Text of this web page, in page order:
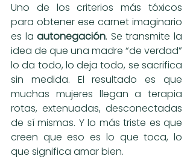
Uno de los criterios más tóxicos
para obtener ese carnet imaginario
es la autonegación. Se transmite la
idea de que una madre “de verdad”
lo da todo, lo deja todo, se sacrifica
sin medida. El resultado es que
muchas mujeres llegan a terapia
rotas, extenuadas, desconectadas
de sí mismas. Y lo más triste es que
creen que eso es lo que toca, lo
que significa amar bien.